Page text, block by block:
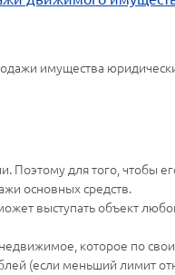
имущества
для того, чтобы
основных средств.
выступать объект
которое по
(если меньший лимит